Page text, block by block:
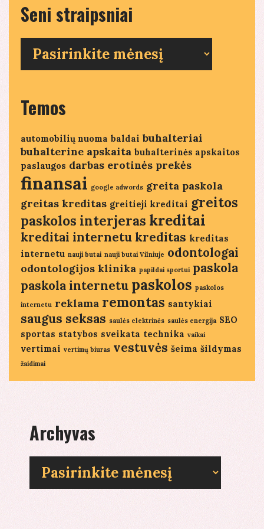
Seni straipsniai
straipsniai
Temos
automobilių nuoma baldai buhalteriai
buhalterine apskaita buhalterinės apskaitos
paslaugos darbas erotinės prekės
finansai google adwords greita paskola
greitas kreditas greitieji kreditai greitos
paskolos interjeras kreditai
kreditai internetu kreditas kreditas
internetu nauji butai nauji butai Vilniuje odontologai
odontologijos klinika papildai sportui paskola
paskola internetu paskolos paskolos
internetu reklama remontas santykiai
saugus seksas saulės elektrinės saulės energija SEO
sportas statybos sveikata technika vaikai
vertimai vertimų biuras vestuvės šeima šildymas
žaidimai
Archyvas